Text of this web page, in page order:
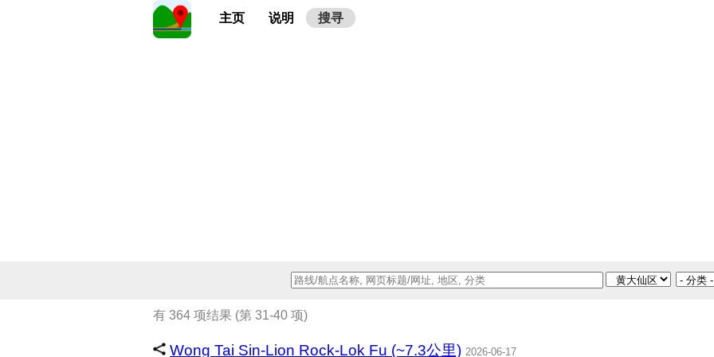
主页 说明 搜寻
有 364 项结果 (第 31-40 项)
Wong Tai Sin-Lion Rock-Lok Fu (~7.3公里) 2026-06-17